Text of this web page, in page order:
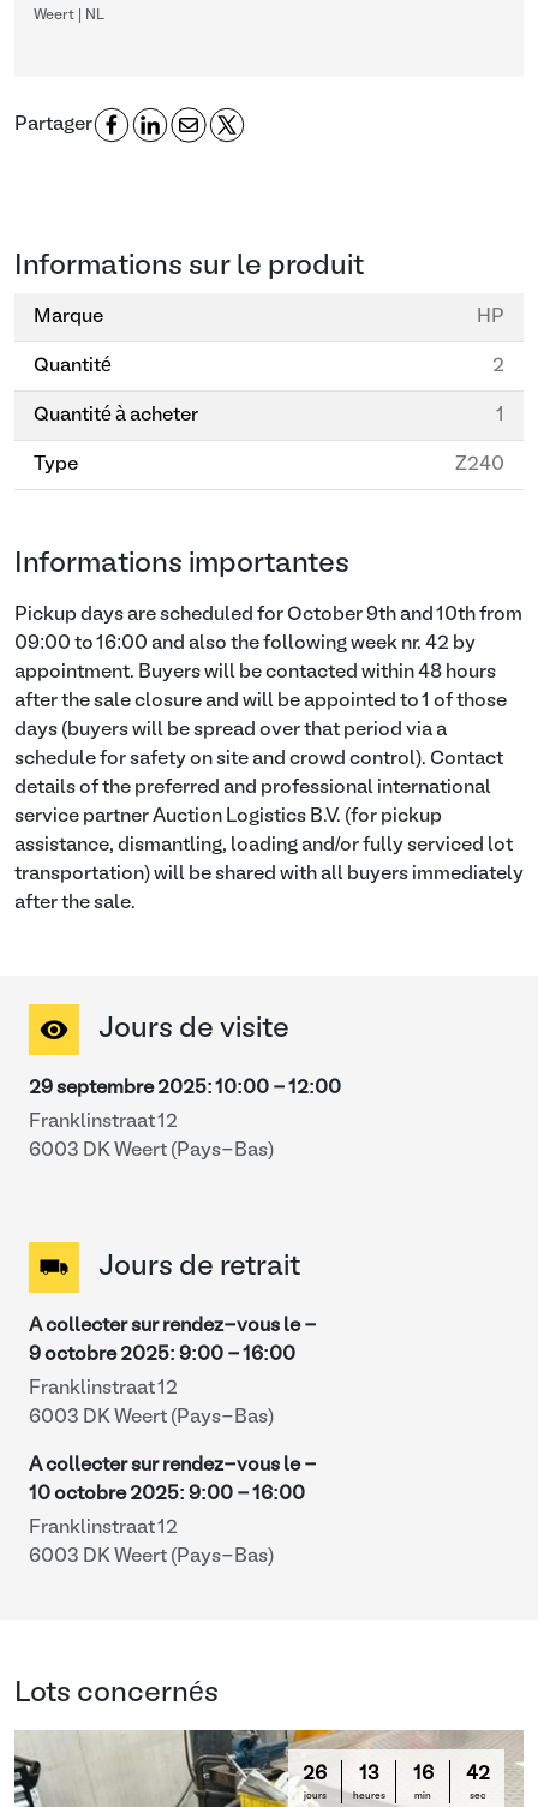
Weert | NL
Partager
Informations sur le produit
Marque HP
Quantité 2
Quantité à acheter 1
Type Z240
Informations importantes
Pickup days are scheduled for October 9th and 10th from
09:00 to 16:00 and also the following week nr. 42 by
appointment. Buyers will be contacted within 48 hours
after the sale closure and will be appointed to 1 of those
days (buyers will be spread over that period via a
schedule for safety on site and crowd control). Contact
details of the preferred and professional international
service partner Auction Logistics B.V. (for pickup
assistance, dismantling, loading and/or fully serviced lot
transportation) will be shared with all buyers immediately
after the sale.
Jours de visite
29 septembre 2025: 10:00 - 12:00
Franklinstraat 12
6003 DK Weert (Pays-Bas)
Jours de retrait
A collecter sur rendez-vous le -
9 octobre 2025: 9:00 - 16:00
Franklinstraat 12
6003 DK Weert (Pays-Bas)
A collecter sur rendez-vous le -
10 octobre 2025: 9:00 - 16:00
Franklinstraat 12
6003 DK Weert (Pays-Bas)
Lots concernés
26
jours
13
heures
16
min
42
sec